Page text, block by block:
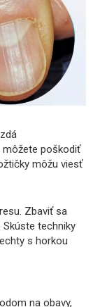
môžete poškodiť
môžu viesť
Zbaviť sa
techniky
s horkou
na obavy,